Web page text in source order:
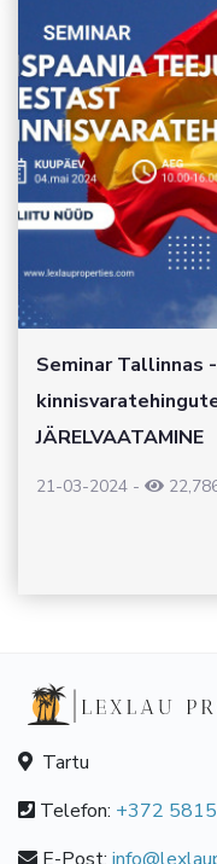
Seminar Tallinnas
JÄRELVAATAMINE
21-03-2024 -
Tartu
Telefon: +372